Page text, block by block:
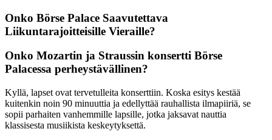
Onko Börse Palace Saavutettava
Liikuntarajoitteisille Vieraille?
Onko Mozartin ja Straussin konsertti Börse
Palacessa perheystävällinen?
Kyllä, lapset ovat tervetulleita konserttiin. Koska esitys kestää
kuitenkin noin 90 minuuttia ja edellyttää rauhallista ilmapiiriä, se
sopii parhaiten vanhemmille lapsille, jotka jaksavat nauttia
klassisesta musiikista keskeytyksettä.